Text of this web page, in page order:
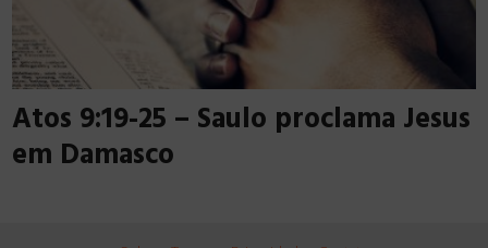
Atos 9:19-25 – Saulo proclama Jesus
em Damasco